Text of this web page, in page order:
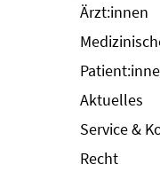
Ärzt:innen
Aktuelles
Service &
Recht